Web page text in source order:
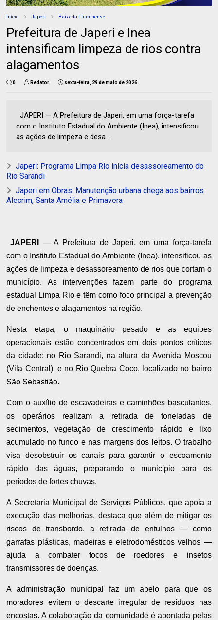
Início Japeri Baixada Fluminense
Prefeitura de Japeri e Inea
intensificam limpeza de rios contra
alagamentos
0 Redator sexta-feira, 29 de maio de 2026
JAPERI — A Prefeitura de Japeri, em uma força-tarefa
com o Instituto Estadual do Ambiente (Inea), intensificou
as ações de limpeza e desa...
Japeri: Programa Limpa Rio inicia desassoreamento do
Rio Sarandi
Japeri em Obras: Manutenção urbana chega aos bairros
Alecrim, Santa Amélia e Primavera
JAPERI
— A Prefeitura de Japeri, em uma força-tarefa
com o Instituto Estadual do Ambiente (Inea), intensificou as
ações de limpeza e desassoreamento de rios que cortam o
município. As intervenções fazem parte do programa
estadual Limpa Rio e têm como foco principal a prevenção
de enchentes e alagamentos na região.
Nesta etapa, o maquinário pesado e as equipes
operacionais estão concentrados em dois pontos críticos
da cidade: no Rio Sarandi, na altura da Avenida Moscou
(Vila Central), e no Rio Quebra Coco, localizado no bairro
São Sebastião.
Com o auxílio de escavadeiras e caminhões basculantes,
os operários realizam a retirada de toneladas de
sedimentos, vegetação de crescimento rápido e lixo
acumulado no fundo e nas margens dos leitos. O trabalho
visa desobstruir os canais para garantir o escoamento
rápido das águas, preparando o município para os
períodos de fortes chuvas.
A Secretaria Municipal de Serviços Públicos, que apoia a
execução das melhorias, destaca que além de mitigar os
riscos de transbordo, a retirada de entulhos — como
garrafas plásticas, madeiras e eletrodomésticos velhos —
ajuda a combater focos de roedores e insetos
transmissores de doenças.
A administração municipal faz um apelo para que os
moradores evitem o descarte irregular de resíduos nas
encostas. A colaboração da comunidade é apontada pelas